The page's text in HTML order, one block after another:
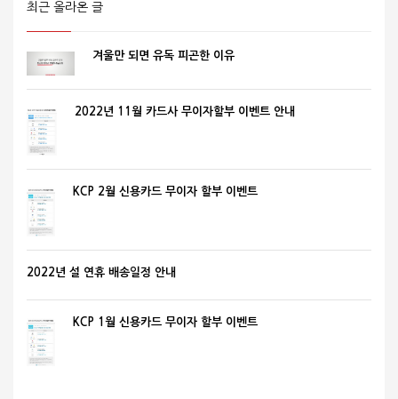
최근 올라온 글
겨울만 되면 유독 피곤한 이유
2022년 11월 카드사 무이자할부 이벤트 안내
KCP 2월 신용카드 무이자 할부 이벤트
2022년 설 연휴 배송일정 안내
KCP 1월 신용카드 무이자 할부 이벤트